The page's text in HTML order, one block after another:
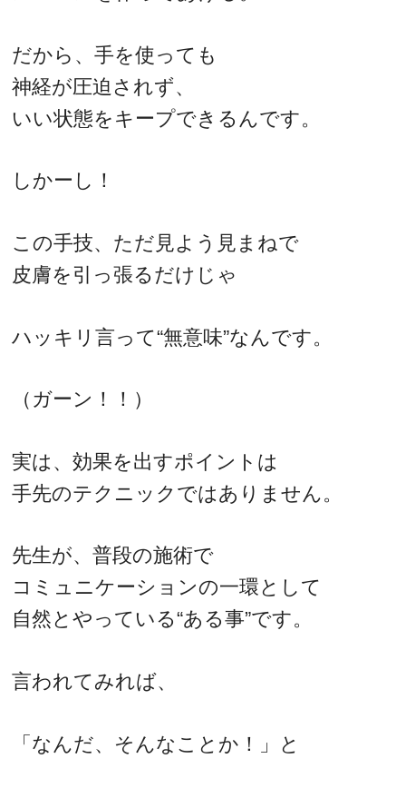
だから、手を使っても
神経が圧迫されず、
いい状態をキープできるんです。
しかーし！
この手技、ただ見よう見まねで
皮膚を引っ張るだけじゃ
ハッキリ言って“無意味”なんです。
（ガーン！！）
実は、効果を出すポイントは
手先のテクニックではありません。
先生が、普段の施術で
コミュニケーションの一環として
自然とやっている“ある事”です。
言われてみれば、
「なんだ、そんなことか！」と